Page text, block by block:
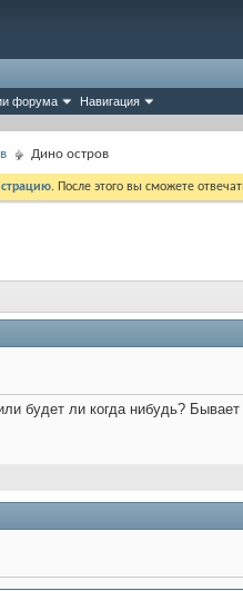
форума Навигация
Дино остров
. После этого вы сможете
будет ли когда нибудь?